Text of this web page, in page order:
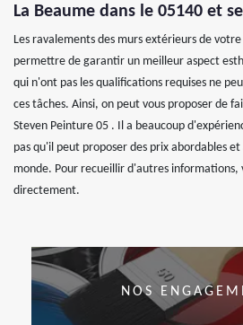
La Beaume dans le 05140 et
Les ravalements des murs extérieurs de
permettre de garantir un meilleur aspect
qui n'ont pas les qualifications requises ne
ces tâches. Ainsi, on peut vous proposer de
Steven Peinture 05 . Il a beaucoup
pas qu'il peut proposer des prix abordables et
monde. Pour recueillir d'autres informations,
directement.
NOS